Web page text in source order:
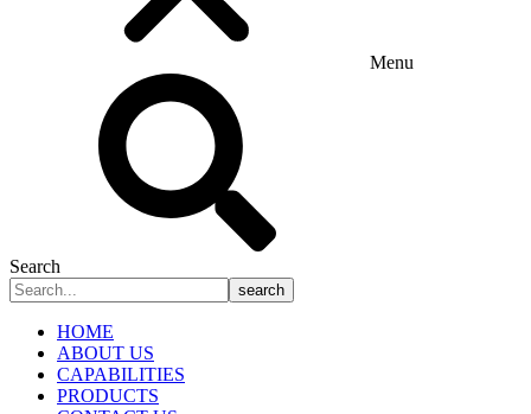
Menu
Search
search
HOME
ABOUT US
CAPABILITIES
PRODUCTS